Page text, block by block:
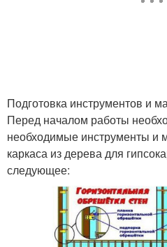
Подготовка инструментов и
Перед началом работы
необходимые инструменты и
каркаса из дерева для
следующее: